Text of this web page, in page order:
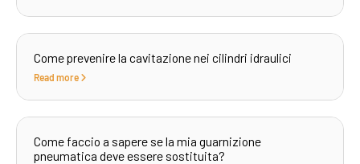
Come prevenire la cavitazione nei cilindri idraulici
Read more
Come faccio a sapere se la mia guarnizione
pneumatica deve essere sostituita?